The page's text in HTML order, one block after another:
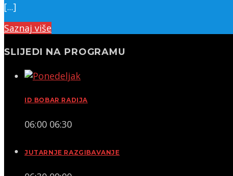
[...]
Saznaj više
SLIJEDI NA PROGRAMU
ID BOBAR RADIJA
06:00 06:30
JUTARNJE RAZGIBAVANJE